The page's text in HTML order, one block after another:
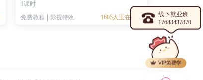
1课时
免费教程
影视特效 1605人正在学习
线下就业班
17688437870